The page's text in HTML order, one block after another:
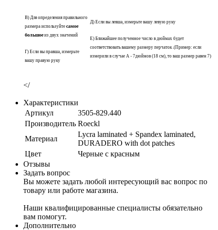
В) Для определения правильного
размера используйте самое
большоеиз двух значений
Г) Если вы правша, измерьте
вашу правую руку
Д) Если вы левша, измерьте вашу левую руку
Е) Ближайшее полученное число в дюймах будет
соответствовать вашему размеру перчаток .(Пример: если
измерили в случае A - 7дюймов (18 см), то ваш размер равен 7)
</
Характеристики
Артикул
3505-829.440
Производитель Roeckl
Материал
Lycra laminated + Spandex laminated,
DURADERO with dot patches
Цвет
Черные с красным
Отзывы
Задать вопрос
Вы можете задать любой интересующий вас вопрос по
товару или работе магазина.
Наши квалифицированные специалисты обязательно
вам помогут.
Дополнительно